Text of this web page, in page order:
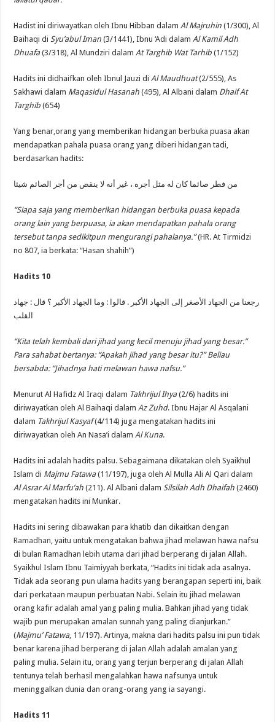
Hadist ini diriwayatkan oleh Ibnu Hibban dalamAl Majruhin (1/300), Al
Baihaqi di Syu’abul Iman (3/1441), Ibnu ‘Adi dalamAl Kamil Adh
Dhuafa(3/318), Al Mundziri dalamAt Targhib Wat Tarhib (1/152)
Hadits ini didhaifkan oleh Ibnul Jauzi diAl Maudhuat(2/555), As
Sakhawi dalam Maqasidul Hasanah (495), Al Albani dalam Dhaif At
Targhib (654)
Yang benar,orang yang memberikan hidangan berbuka puasa akan
mendapatkan pahala puasa orang yang diberi hidangan tadi,
berdasarkan hadits:
من فطر صائما كان له مثل أجره ، غير أنه لا ينقص من أجر الصائم شيئا
“Siapa saja yang memberikan hidangan berbuka puasa kepada
orang lain yang berpuasa, ia akan mendapatkan pahala orang
tersebut tanpa sedikitpun mengurangi pahalanya.”(HR. At Tirmidzi
no 807, ia berkata: “Hasan shahih”)
Hadits 10
رجعنا من الجهاد الأصغر إلى الجهاد الأكبر . قالوا : وما الجهاد الأكبر ؟ قال : جهاد
القلب
“Kita telah kembali dari jihad yang kecil menuju jihad yang besar.”
Para sahabat bertanya: “Apakah jihad yang besar itu?” Beliau
bersabda: “Jihadnya hati melawan hawa nafsu.”
Menurut Al Hafidz Al Iraqi dalam Takhrijul Ihya(2/6) hadits ini
diriwayatkan oleh Al Baihaqi dalamAz Zuhd. Ibnu Hajar Al Asqalani
dalam Takhrijul Kasyaf(4/114) juga mengatakan hadits ini
diriwayatkan oleh An Nasa’i dalamAl Kuna.
Hadits ini adalah hadits palsu. Sebagaimana dikatakan oleh Syaikhul
Islam di Majmu Fatawa(11/197), juga oleh Al Mulla Ali Al Qari dalam
Al Asrar Al Marfu’ah (211). Al Albani dalam Silsilah Adh Dhaifah (2460)
mengatakan hadits ini Munkar.
Hadits ini sering dibawakan para khatib dan dikaitkan dengan
Ramadhan , yaitu untuk mengatakan bahwa jihad melawan hawa nafsu
di bulan Ramadhan lebih utama dari jihad berperang di jalan Allah.
Syaikhul Islam Ibnu Taimiyyah berkata, “Hadits ini tidak ada asalnya.
Tidak ada seorang pun ulama hadits yang berangapan seperti ini, baik
dari perkataan maupun perbuatan Nabi. Selain itu jihad melawan
orang kafir adalah amal yang paling mulia. Bahkan jihad yang tidak
wajib pun merupakan amalan sunnah yang paling dianjurkan.”
(Majmu’ Fatawa, 11/197). Artinya, makna dari hadits palsu ini pun tidak
benar karena jihad berperang di jalan Allah adalah amalan yang
paling mulia. Selain itu, orang yang terjun berperang di jalan Allah
tentunya telah berhasil mengalahkan hawa nafsunya untuk
meninggalkan dunia dan orang-orang yang ia sayangi.
Hadits 11